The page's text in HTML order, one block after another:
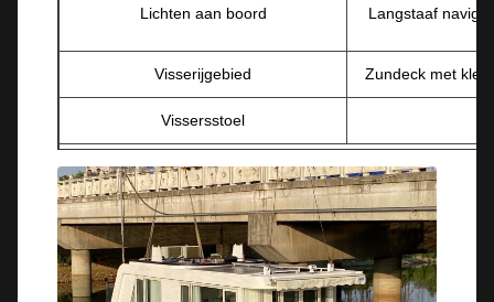
Lichten aan boord Langstaaf
Visserijgebied Zundeck met
Vissersstoel
Optioneel
Aanhangwagen Mechanische